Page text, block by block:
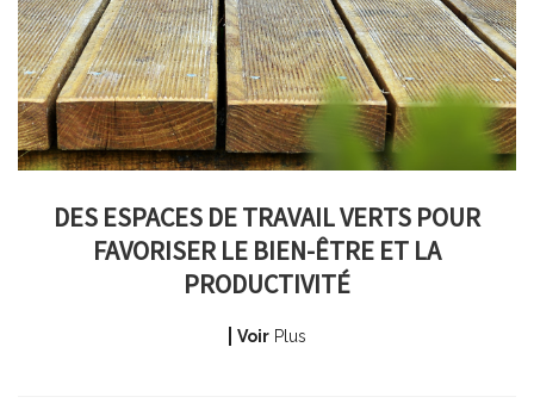
DES ESPACES DE TRAVAIL VERTS POUR
FAVORISER LE BIEN-ÊTRE ET LA
PRODUCTIVITÉ
VoirPlus